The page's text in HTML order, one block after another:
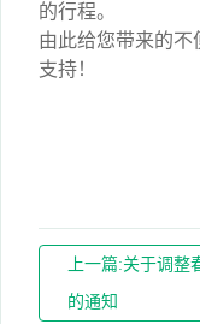
的行程。
由此给您带来的不
支持！
上一篇:关于调
的通知